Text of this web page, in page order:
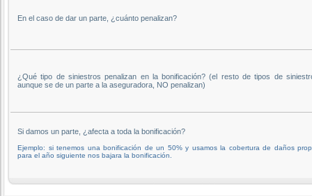
En el caso de dar un parte, ¿cuánto penalizan?
¿Qué tipo de siniestros penalizan en la bonificación? (el resto de tipos de
aunque se de un parte a la aseguradora, NO penalizan)
Si damos un parte, ¿afecta a toda la bonificación?
Ejemplo: si tenemos una bonificación de un 50% y usamos la cobertura de daños
para el año siguiente nos bajara la bonificación.